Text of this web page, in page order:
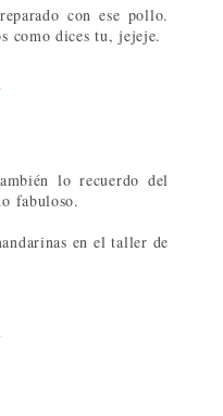
con ese pollo.
como dices tu, jejeje.
lo recuerdo del
fabuloso.
en el taller de